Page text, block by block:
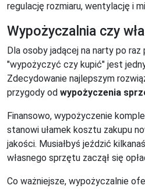
regulację rozmiaru, wentylację i
Wypożyczalnia czy
Dla osoby jadącej na narty po
"wypożyczyć czy kupić" jest
Zdecydowanie najlepszym
przygody od wypożyczenia
Finansowo, wypożyczenie
stanowi ułamek kosztu zakupu
jakości. Musiałbyś jeździć
własnego sprzętu zaczął się
Co ważniejsze, wypożyczalnie